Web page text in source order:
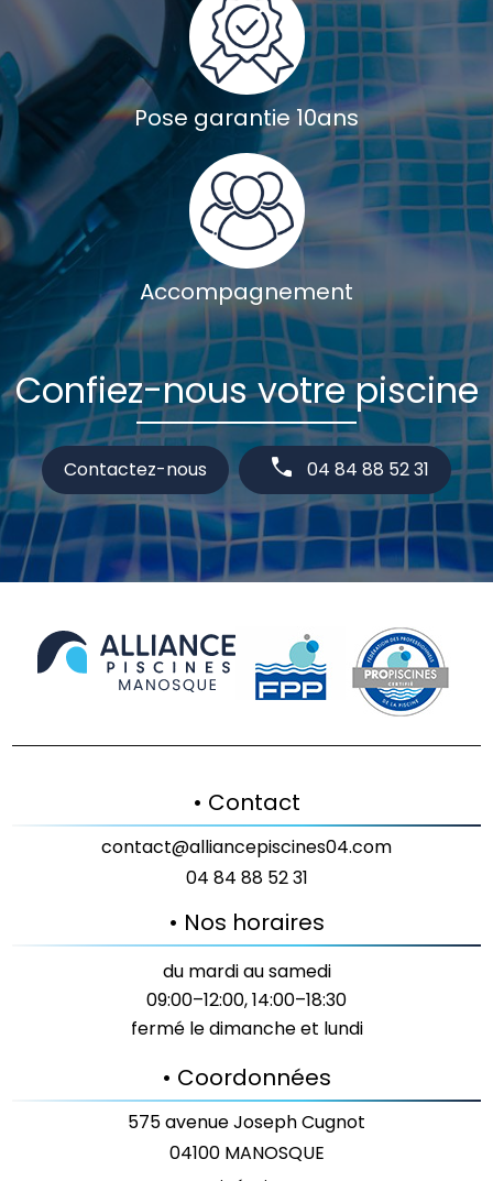
Pose garantie 10ans
Accompagnement
Confiez-nous votre piscine
Contactez-nous 04 84 88 52 31
• Contact
contact@alliancepiscines04.com
04 84 88 52 31
• Nos horaires
du mardi au samedi
09:00–12:00, 14:00–18:30
fermé le dimanche et lundi
• Coordonnées
575 avenue Joseph Cugnot
04100 MANOSQUE